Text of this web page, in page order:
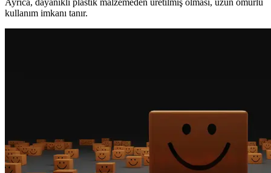
Ayrıca, dayanıklı plastik malzemeden üretilmiş olması, uzun ömürlü
kullanım imkanı tanır.